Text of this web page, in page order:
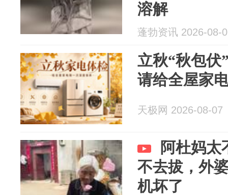
溶解
蓬勃资讯 2026-08-
立秋“秋包伏
请给全屋家
天极网 2026-08-07
阿杜妈太
不去拔，外
机坏了